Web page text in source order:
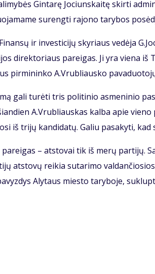
Gin­ta­rę Jo­ciuns­kai­tę skir­ti
su­reng­ti ra­jo­no ta­ry­bos
ir in­ves­ti­ci­jų sky­riaus ve­dė­ja
direkto­riaus pa­rei­gas. Ji yra vie­na iš
pir­mi­nin­ko A.Vrub­liaus­ko
ga­li tu­rė­ti tris po­li­ti­nio as­me­ni­nio
A.Vrub­liaus­kas kal­ba apie
iš tri­jų kan­di­da­tų. Ga­liu pa­sa­ky­ti, kad
– atstovai tik iš me­rų par­ti­jų.
at­sto­vų rei­kia su­ta­ri­mo
Aly­taus mies­to ta­ry­bo­je,